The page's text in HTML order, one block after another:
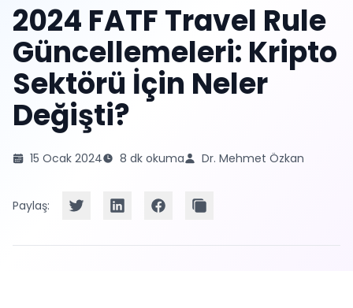
2024 FATF Travel Rule
Güncellemeleri: Kripto
Sektörü İçin Neler
Değişti?
15 Ocak 2024 8 dk okuma Dr. Mehmet Özkan
Paylaş: